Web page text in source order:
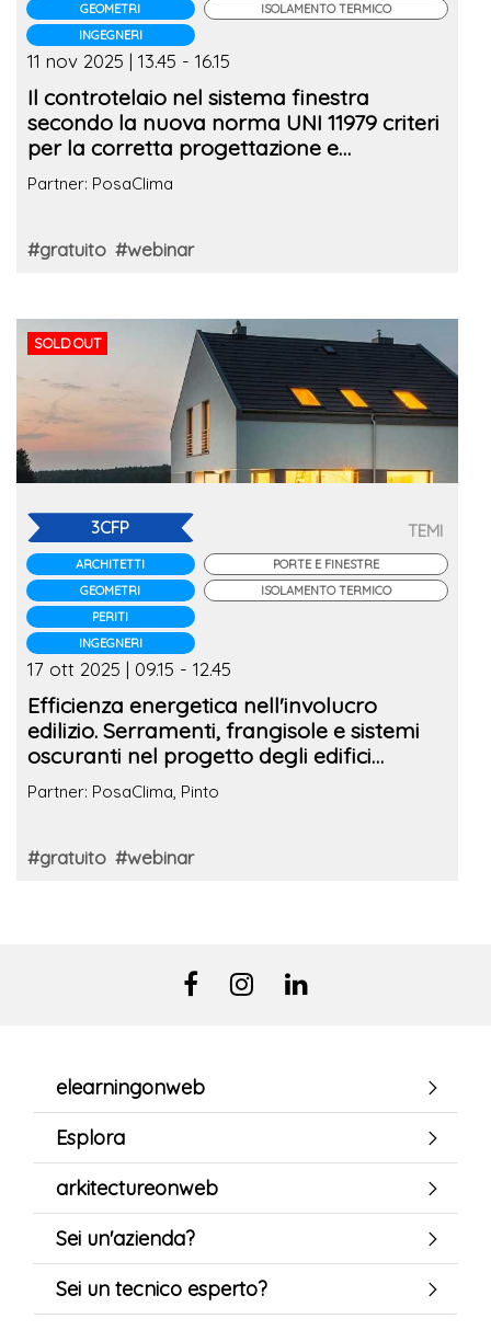
GEOMETRI
INGEGNERI
ISOLAMENTO TERMICO
11 nov 2025 | 13.45 - 16.15
Il controtelaio nel sistema finestra
secondo la nuova norma UNI 11979 criteri
per la corretta progettazione e
installazione
Partner: PosaClima
#gratuito #webinar
SOLD OUT
3CFP
ARCHITETTI
GEOMETRI
PERITI
INGEGNERI
TEMI
PORTE E FINESTRE
ISOLAMENTO TERMICO
17 ott 2025 | 09.15 - 12.45
Efficienza energetica nell'involucro
edilizio. Serramenti, frangisole e sistemi
oscuranti nel progetto degli edifici
sostenibili
Partner: PosaClima, Pinto
#gratuito #webinar
elearningonweb
Esplora
arkitectureonweb
Sei un'azienda?
Sei un tecnico esperto?